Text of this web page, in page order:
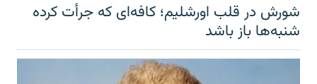
شورش در قلب اورشلیم؛ کافه‌ای که جرأت کرده
شنبه‌ها باز باشد